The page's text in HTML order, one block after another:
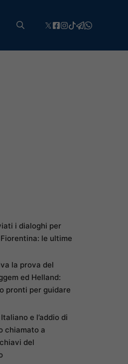
i dialoghi per
le ultime
la prova del
ed Helland:
pronti per guidare
e l’addio di
chiamato a
del